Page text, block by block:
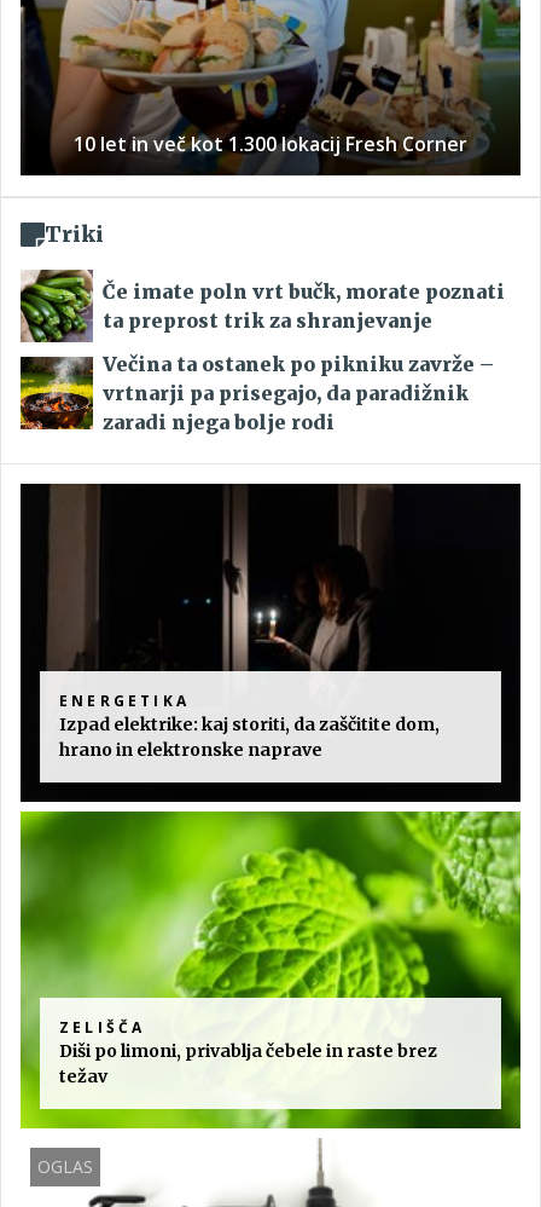
10 let in več kot 1.300 lokacij Fresh Corner
Triki
Če imate poln vrt bučk, morate poznati
ta preprost trik za shranjevanje
Večina ta ostanek po pikniku zavrže –
vrtnarji pa prisegajo, da paradižnik
zaradi njega bolje rodi
ENERGETIKA
Izpad elektrike: kaj storiti, da zaščitite dom,
hrano in elektronske naprave
ZELIŠČA
Diši po limoni, privablja čebele in raste brez
težav
OGLAS